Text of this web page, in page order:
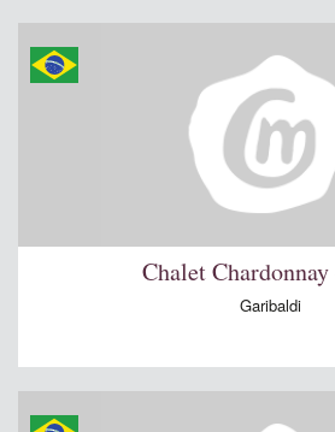
Chalet
Garibaldi